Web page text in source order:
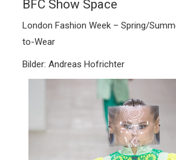
INTERVIEWS
BFC Show Space
London Fashion Week – Spring/
to-Wear
Bilder: Andreas Hofrichter